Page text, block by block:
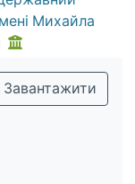
Михайла
Завантажити